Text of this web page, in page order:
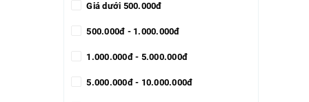
Giá dưới 500.000đ
500.000đ - 1.000.000đ
1.000.000đ - 5.000.000đ
5.000.000đ - 10.000.000đ